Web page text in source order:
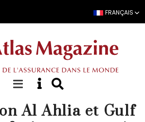
FRANÇAIS
ACTUALITÉ
Al Ahlia et Gulf